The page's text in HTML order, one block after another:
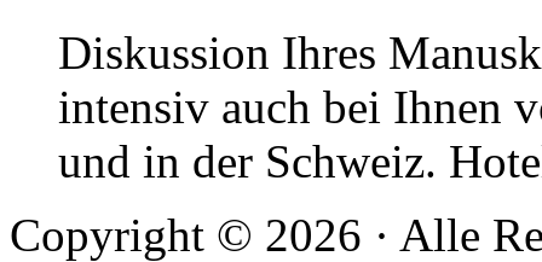
Diskussion Ihres
intensiv auch bei Ihnen
und in der Schweiz.
Copyright © 2026 · Alle